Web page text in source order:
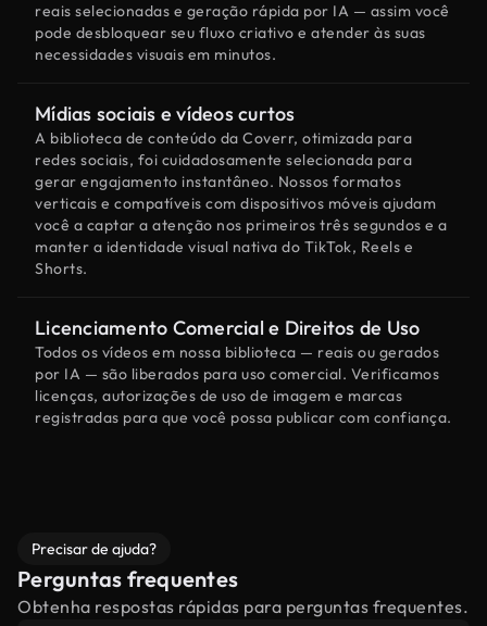
reais selecionadas e geração rápida por IA — assim você
pode desbloquear seu fluxo criativo e atender às suas
necessidades visuais em minutos.
Mídias sociais e vídeos curtos
A biblioteca de conteúdo da Coverr, otimizada para
redes sociais, foi cuidadosamente selecionada para
gerar engajamento instantâneo. Nossos formatos
verticais e compatíveis com dispositivos móveis ajudam
você a captar a atenção nos primeiros três segundos e a
manter a identidade visual nativa do TikTok, Reels e
Shorts.
Licenciamento Comercial e Direitos de Uso
Todos os vídeos em nossa biblioteca — reais ou gerados
por IA — são liberados para uso comercial. Verificamos
licenças, autorizações de uso de imagem e marcas
registradas para que você possa publicar com confiança.
Precisar de ajuda?
Perguntas frequentes
Obtenha respostas rápidas para perguntas frequentes.